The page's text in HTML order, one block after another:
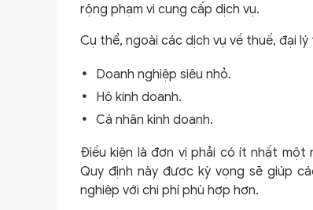
rộng phạm vi cung cấp dịch vụ.
Cụ thể, ngoài các dịch vụ về thuế, đại
Doanh nghiệp siêu nhỏ.
Hộ kinh doanh.
Cá nhân kinh doanh.
Điều kiện là đơn vị phải có ít nhất một
Quy định này được kỳ vọng sẽ giúp
nghiệp với chi phí phù hợp hơn.